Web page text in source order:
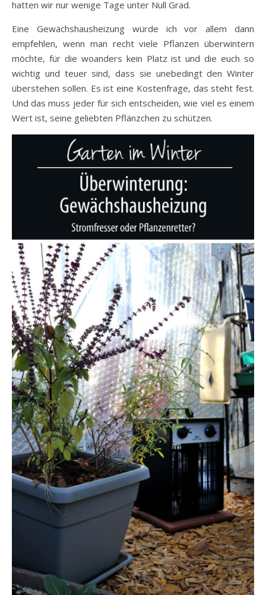
hatten wir nur wenige Tage unter Null Grad.
Eine Gewächshausheizung würde ich vor allem dann
empfehlen, wenn man recht viele Pflanzen überwintern
möchte, für die woanders kein Platz ist und die euch so
wichtig und teuer sind, dass sie unebedingt den Winter
überstehen sollen. Es ist eine Kostenfrage, das steht fest.
Und das muss jeder für sich entscheiden, wie viel es einem
Wert ist, seine geliebten Pflänzchen zu schützen.